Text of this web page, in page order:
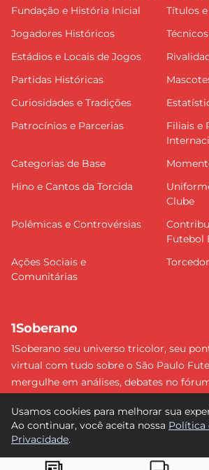
Fundação e História Inicial
Títulos
Jogadores Históricos
Estádios e Locais de Jogos
Partidas Históricas
Curiosidades e Tradições
Patrocínios e Parcerias
Filiais e
Categorias de Base
Hino e Cantos da Torcida
Clube
Polêmicas e Controvérsias
Futebol
Ações Sociais e
Comunitárias
1Soberano
1Soberano seu universo tricolor, seu
virtual com tudo sobre o São Paulo
mergulhe em análises, debates no
detalhe e faça parte dessa comunidade
tricolor paulista. #SPFC #SãoPaulo
Usamos cookies para melhorar sua
Ao continuar, você aceita nossa Política
Privacidade.